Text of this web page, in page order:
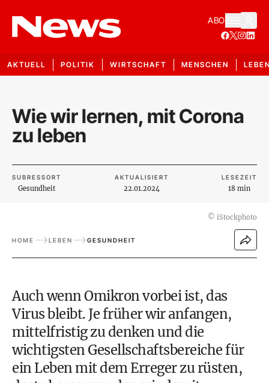
ABO
AKTUELL POLITIK WIRTSCHAFT MENSCHEN
Wie wir lernen, mit Corona
zu leben
SUBRESSORT
Gesundheit
AKTUALISIERT
22.01.2024
LESEZEIT
18 min
© iStockphoto
HOME LEBEN GESUNDHEIT
Auch wennOmikronvorbei ist, das
Virus bleibt. Je früher wir anfangen,
mittelfristig zu denken und die
wichtigsten Gesellschaftsbereiche für
ein Leben mit dem Erreger zu rüsten,